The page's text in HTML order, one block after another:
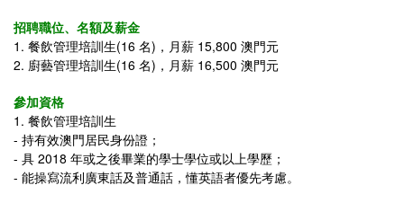
招聘職位、名額及薪金
1. 餐飲管理培訓生(16 名)，月薪 15,800 澳門元
2. 廚藝管理培訓生(16 名)，月薪 16,500 澳門元
參加資格
1. 餐飲管理培訓生
- 持有效澳門居民身份證；
- 具 2018 年或之後畢業的學士學位或以上學歷；
- 能操寫流利廣東話及普通話，懂英語者優先考慮。